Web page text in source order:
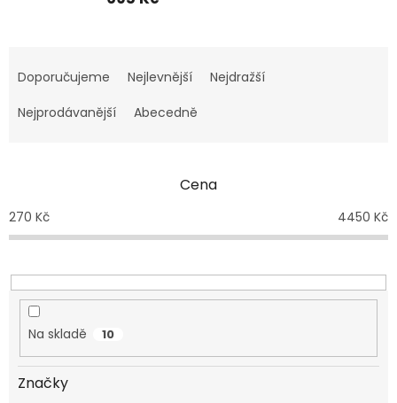
a
e
o
d
k
t
Doporučujeme Nejlevnější
Nejdražší
Nejprodávanější
Abecedně
Cena
270 Kč 4450 Kč
Na skladě 10
Značky